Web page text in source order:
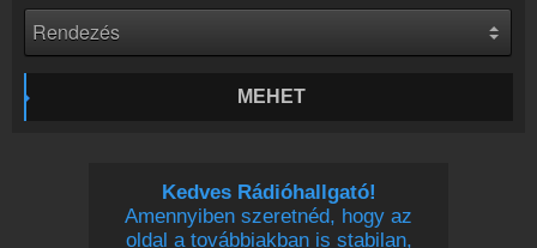
Rádió beágyazás
Ágyazd be weboldaladba
Online rádió készítés MEHET
Kedves Rádióhallgató!
Amennyiben szeretnéd, hogy az
oldal a továbbiakban is stabilan,